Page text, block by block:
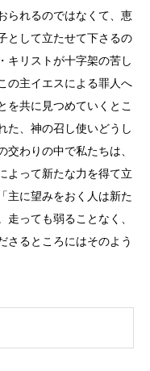
られるのではなくて、恵
として立たせて下さるの
キリストが十字架の苦し
の主イエスによる罪人へ
を共に見つめていくとこ
た、神の召し使いどうし
わりの中で私たちは、
よって新たな力を得て立
主に望みをおく人は新た
っても弱ることなく、
さるところにはそのよう